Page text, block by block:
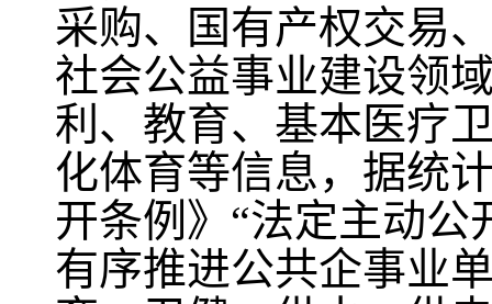
采购、国有产权交易
社会公益事业建设领
利、教育、基本医疗
化体育等信息，据统
开条例》“法定主动公
有序推进公共企事业